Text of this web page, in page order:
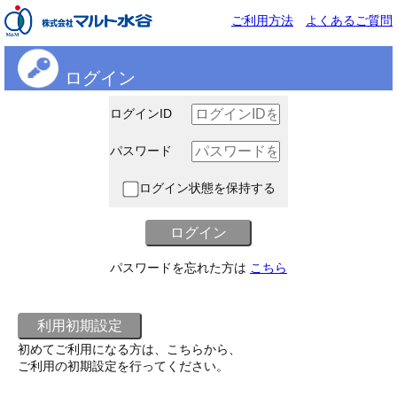
ご利用方法 よくあるご質問
ログイン
ログインID
パスワード
ログイン状態を保持する
パスワードを忘れた方は こちら
初めてご利用になる方は、こちらから、
ご利用の初期設定を行ってください。